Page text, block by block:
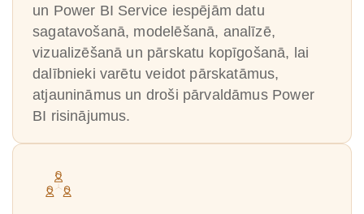
un Power BI Service iespējām datu
sagatavošanā, modelēšanā, analīzē,
vizualizēšanā un pārskatu kopīgošanā, lai
dalībnieki varētu veidot pārskatāmus,
atjaunināmus un droši pārvaldāmus Power
BI risinājumus.